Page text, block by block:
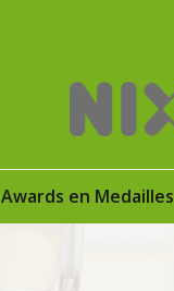
Awards en Medailles